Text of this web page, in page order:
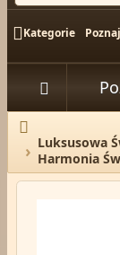
Kategorie


Strona główna
Luksusowa
Harmonia
200 g Song